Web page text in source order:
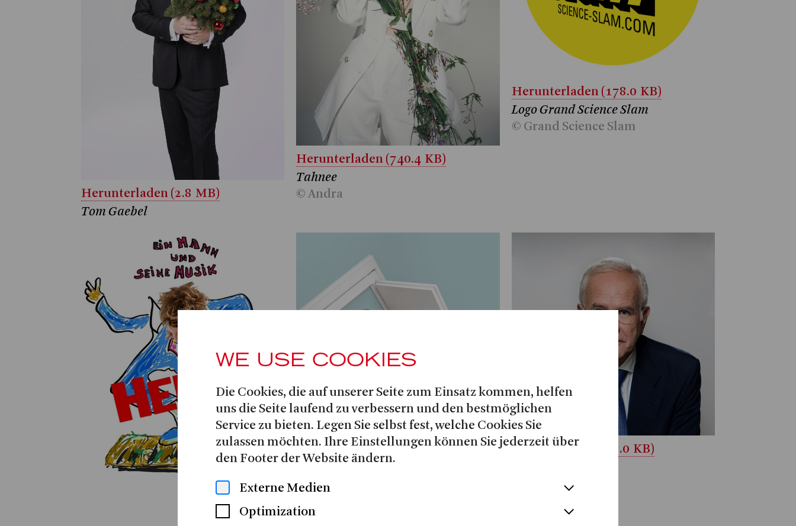
Herunterladen (2.8 MB)
Tom Gaebel
Herunterladen (740.4 KB)
Tahnee
© Andra
Herunterladen (178.0 KB)
Logo Grand Science Slam
© Grand Science Slam
Herunterladen (37.0 KB)
WE USE COOKIES
Die Cookies, die auf unserer Seite zum Einsatz kommen, helfen
uns die Seite laufend zu verbessern und den bestmöglichen
Service zu bieten. Legen Sie selbst fest, welche Cookies Sie
zulassen möchten. Ihre Einstellungen können Sie jederzeit über
den Footer der Website ändern.
Externe Medien
Optimization